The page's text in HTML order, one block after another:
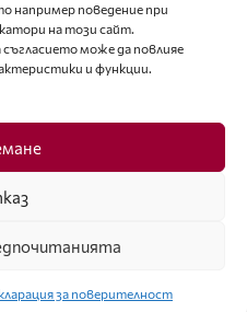
например поведение при
на този сайт.
може да повлияе
и функции.
за поверителност
Ot igla do konetz Ltd. & Fashion.bg